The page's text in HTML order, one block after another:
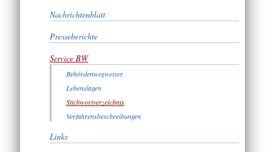
Nachrichtenblatt
Presseberichte
Service BW
Behördenwegweiser
Lebenslagen
Stichwortverzeichnis
Verfahrensbeschreibungen
Links